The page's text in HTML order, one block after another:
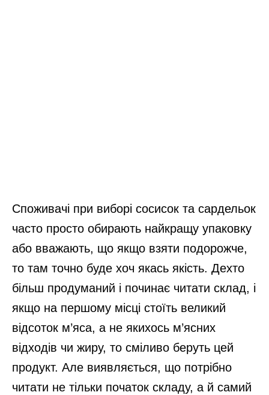
Споживачі при виборі сосисок та сардельок
часто просто обирають найкращу упаковку
або вважають, що якщо взяти подорожче,
то там точно буде хоч якась якість. Дехто
більш продуманий і починає читати склад, і
якщо на першому місці стоїть великий
відсоток м’яса, а не якихось м’ясних
відходів чи жиру, то сміливо беруть цей
продукт. Але виявляється, що потрібно
читати не тільки початок складу, а й самий